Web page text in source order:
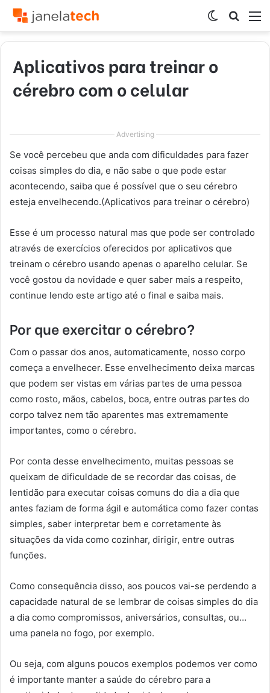
por
Switch
skin
Aplicativos para treinar o
cérebro com o celular
Advertising
Se você percebeu que anda com dificuldades para fazer
coisas simples do dia, e não sabe o que pode estar
acontecendo, saiba que é possível que o seu cérebro
esteja envelhecendo.(Aplicativos para treinar o cérebro)
Esse é um processo natural mas que pode ser controlado
através de exercícios oferecidos por aplicativos que
treinam o cérebro usando apenas o aparelho celular. Se
você gostou da novidade e quer saber mais a respeito,
continue lendo este artigo até o final e saiba mais.
Por que exercitar o cérebro?
Com o passar dos anos, automaticamente, nosso corpo
começa a envelhecer. Esse envelhecimento deixa marcas
que podem ser vistas em várias partes de uma pessoa
como rosto, mãos, cabelos, boca, entre outras partes do
corpo talvez nem tão aparentes mas extremamente
importantes, como o cérebro.
Por conta desse envelhecimento, muitas pessoas se
queixam de dificuldade de se recordar das coisas, de
lentidão para executar coisas comuns do dia a dia que
antes faziam de forma ágil e automática como fazer contas
simples, saber interpretar bem e corretamente às
situações da vida como cozinhar, dirigir, entre outras
funções.
Como consequência disso, aos poucos vai-se perdendo a
capacidade natural de se lembrar de coisas simples do dia
a dia como compromissos, aniversários, consultas, ou…
uma panela no fogo, por exemplo.
Ou seja, com alguns poucos exemplos podemos ver como
é importante manter a saúde do cérebro para a